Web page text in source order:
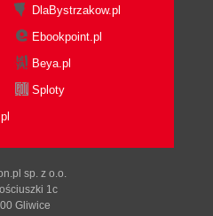
DlaBystrzakow.pl
Ebookpoint.pl
Beya.pl
Sploty
sp. z o.o.
1c
Gliwice